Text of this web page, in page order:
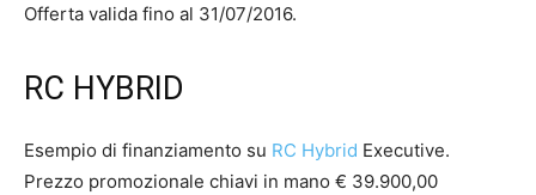
Offerta valida fino al 31/07/2016.
RC HYBRID
Esempio di finanziamento su RC Hybrid Executive.
Prezzo promozionale chiavi in mano € 39.900,00